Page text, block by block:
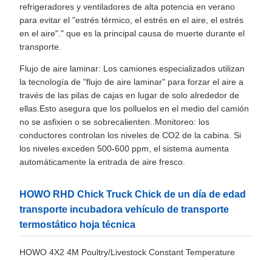
refrigeradores y ventiladores de alta potencia en verano
para evitar el "estrés térmico, el estrés en el aire, el estrés
en el aire"." que es la principal causa de muerte durante el
transporte.
Flujo de aire laminar: Los camiones especializados utilizan
la tecnología de "flujo de aire laminar" para forzar el aire a
través de las pilas de cajas en lugar de solo alrededor de
ellas.Esto asegura que los polluelos en el medio del camión
no se asfixien o se sobrecalienten..Monitoreo: los
conductores controlan los niveles de CO2 de la cabina. Si
los niveles exceden 500-600 ppm, el sistema aumenta
automáticamente la entrada de aire fresco.
HOWO RHD Chick Truck Chick de un día de edad
transporte incubadora vehículo de transporte
termostático hoja técnica
HOWO 4X2 4M Poultry/Livestock Constant Temperature